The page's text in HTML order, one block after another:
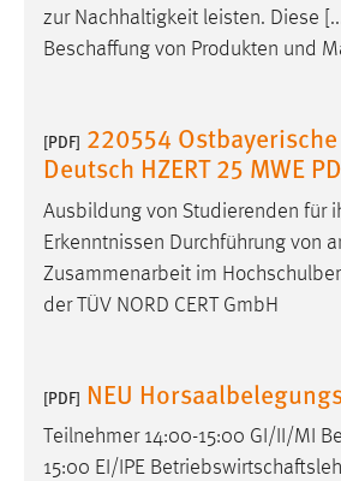
zur Nachhaltigkeit leisten. Diese
Beschaffung von Produkten und
[PDF] 220554
Deutsch HZERT 25 MWE
Ausbildung von Studierenden für
Erkenntnissen Durchführung von
Zusammenarbeit im
der TÜV NORD CERT GmbH
[PDF] NEU
Teilnehmer 14:00-15:00 GI/II/MI
15:00 EI/IPE
Name: site-language-
Zweck:
Das Cookie
Cookie Laufzeit: 30 Tage
Chat
Name:
MibewSessionID,
mibew_locale,
5e9dbeb1811c0446
style-
Sitzungslaufzeit,